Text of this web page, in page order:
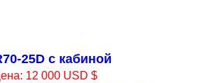
25D с кабиной
12 000 USD $